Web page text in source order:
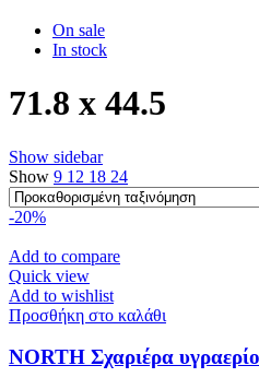
On sale
In stock
71.8 x 44.5
Show sidebar
Show 9 12 18 24
-20%
Add to compare
Quick view
Add to wishlist
Προσθήκη στο καλάθι
NORTH Σχαριέρα